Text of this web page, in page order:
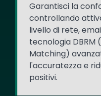
Garantisci la
controllando
livello di rete,
tecnologia DBRM
Matching)
l'accuratezza e
positivi.